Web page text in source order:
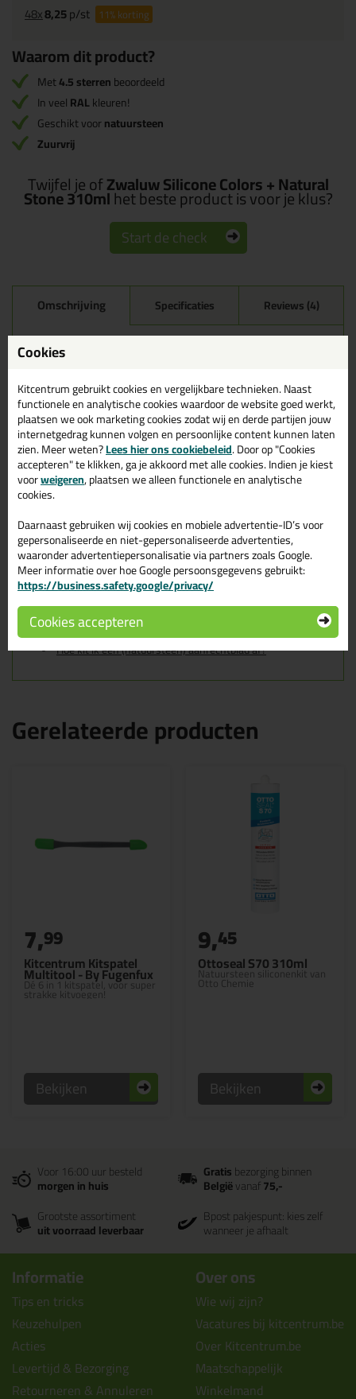
48x8,25p/st 11%korting
Waarom dit product?
Met4.5 sterrenbeoordeeld
In veelRALkleuren!
Geschikt voornatuursteen
Zuurvrij
Twijfel je ofZwaluw Silicone Colors + Natural
Stone 310mlhet beste product is voor je klus?
Start de check
Omschrijving Specificaties Reviews (4)
Zwaluw Silicone Colors +
Natural Stone 310ml in RAL
7011 IJzergrijs
Zoek je kit in een specifieke kleur? Gevonden! Deze natuursteen
kit Zwaluw Silicone Colors + Natural Stone 310ml in de kleur RAL
7011 IJzergrijs is te gebruiken voor verschillende toepassingen.
Een duurzame en veelzijdige kit welke makkelijk te verwerken is.
Perfect als je een bijpassende kleur zoekt met gegarandeerd een
topresultaat. Bestel de Zwaluw Silicone Colors + Natural Stone
310ml in kleur RAL 7011 IJzergrijs vandaag nog! Op voorraad en
Wil je meer weten over de toepassing en kenmerken van dit
product?Lees alles over dit product >
Tips & tricks voor Zwaluw Silicone
Colors + Natural Stone 310ml
In de volgende blogs wordt dit product gebruikt:
Hoe kit ik een (natuursteen) aanrechtblad af?
Gerelateerde producten
Kitcentrum Kitspatel
Multitool - By Fugenfux
Dé 6 in 1 kitspatel, voor super
strakke kitvoegen!
7,99
Bekijken
Ottoseal S70 310ml
Natuursteen siliconenkit van
Otto Chemie
9,45
Bekijken
Voor 16:00 uur besteld
morgen in huis
Gratisbezorging binnen
Belgiëvanaf75,-
Grootste assortiment
uit voorraad leverbaar
Bpost pakjespunt: kies zelf
wanneer je afhaalt
Informatie
Tips en tricks
Keuzehulpen
Acties
Levertijd & Bezorging
Retourneren & Annuleren
Over ons
Wie wij zijn?
Vacatures bij kitcentrum.be
Over Kitcentrum.be
Maatschappelijk
Winkelmand
Cookies
Kitcentrum gebruikt cookies en vergelijkbare technieken. Naast
functionele en analytische cookies waardoor de website goed werkt,
plaatsen we ook marketing cookies zodat wij en derde partijen jouw
internetgedrag kunnen volgen en persoonlijke content kunnen laten
zien. Meer weten?Lees hier ons cookiebeleid. Door op "Cookies
accepteren" te klikken, ga je akkoord met alle cookies. Indien je kiest
voorweigeren, plaatsen we alleen functionele en analytische
cookies.
Daarnaast gebruiken wij cookies en mobiele advertentie-ID’s voor
gepersonaliseerde en niet-gepersonaliseerde advertenties,
waaronder advertentiepersonalisatie via partners zoals Google.
Meer informatie over hoe Google persoonsgegevens gebruikt:
https://business.safety.google/privacy/
Cookies accepteren